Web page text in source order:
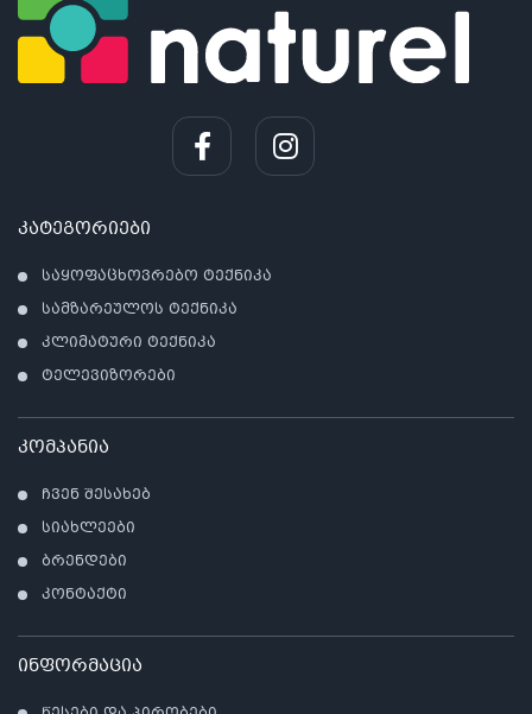
კატეგორიები
საყოფაცხოვრებო ტექნიკა
სამზარეულოს ტექნიკა
კლიმატური ტექნიკა
ტელევიზორები
კომპანია
ჩვენ შესახებ
სიახლეები
ბრენდები
კონტაქტი
ინფორმაცია